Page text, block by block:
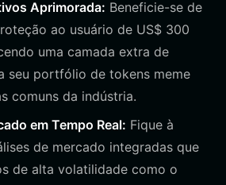
Aprimorada: Beneficie-se de
ao usuário de US$ 300
uma camada extra de
seu portfólio de tokens meme
comuns da indústria.
em Tempo Real: Fique à
de mercado integradas que
de alta volatilidade como o